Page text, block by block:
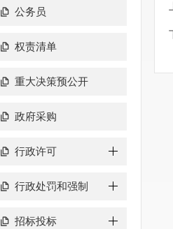
公务员
权责清单
重大决策预公开
政府采购
行政许可
行政处罚和强制
招标投标